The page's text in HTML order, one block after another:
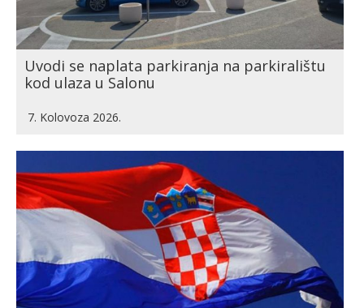
Uvodi se naplata parkiranja na parkiralištu
kod ulaza u Salonu
7. Kolovoza 2026.